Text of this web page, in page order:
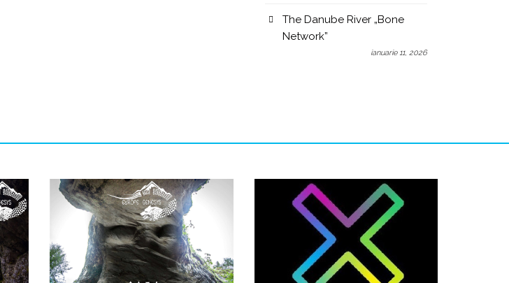
The Danube River „Bone
Network”
ianuarie 11, 2026